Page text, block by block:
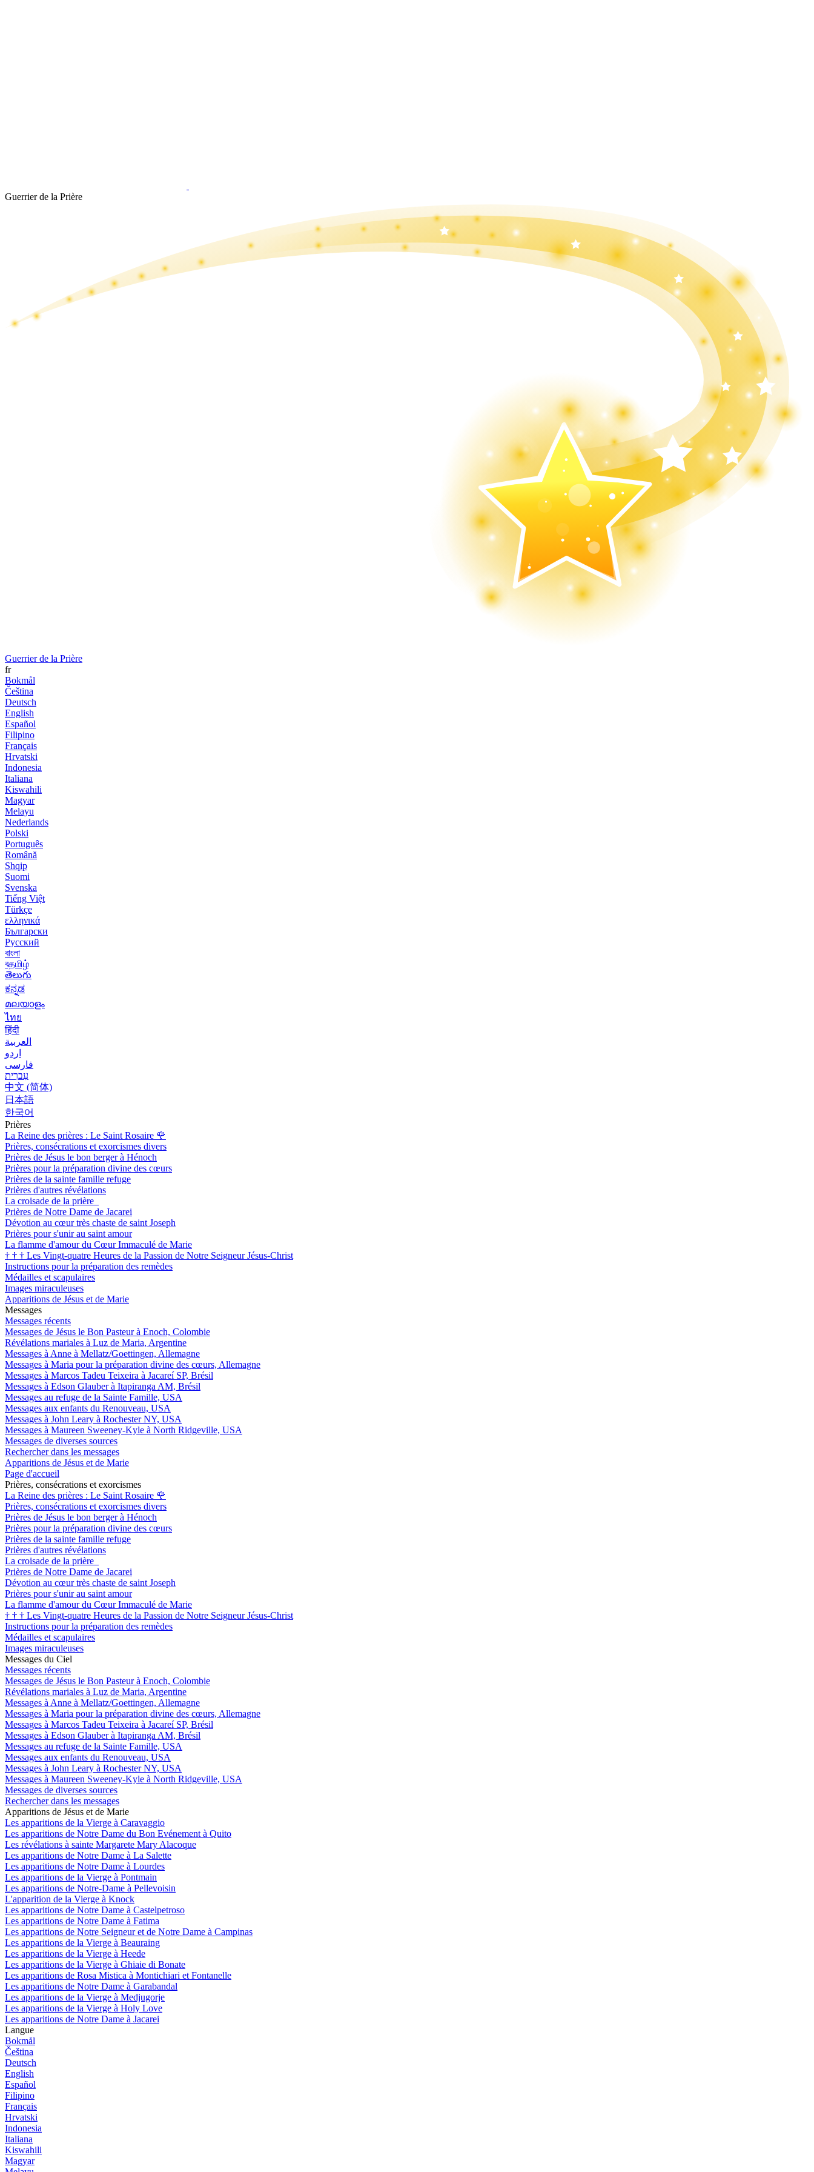
Guerrier de la Prière
Guerrier de la Prière
fr
Bokmål
Čeština
Deutsch
English
Español
Filipino
Français
Hrvatski
Indonesia
Italiana
Kiswahili
Magyar
Melayu
Nederlands
Polski
Português
Română
Shqip
Suomi
Svenska
Tiếng Việt
Türkçe
ελληνικά
Български
Русский
বাংলা
বதமிழ்
తెలుగు
ಕನ್ನಡ
മലയാളം
ไทย
हिंदी
العربية
اردو
فارسی
עִברִית
中文 (简体)
日本語
한국어
Prières
La Reine des prières : Le Saint Rosaire 🌹
Prières, consécrations et exorcismes divers
Prières de Jésus le bon berger à Hénoch
Prières pour la préparation divine des cœurs
Prières de la sainte famille refuge
Prières d'autres révélations
La croisade de la prière
Prières de Notre Dame de Jacarei
Dévotion au cœur très chaste de saint Joseph
Prières pour s'unir au saint amour
La flamme d'amour du Cœur Immaculé de Marie
† † † Les Vingt-quatre Heures de la Passion de Notre Seigneur Jésus-Christ
Instructions pour la préparation des remèdes
Médailles et scapulaires
Images miraculeuses
Apparitions de Jésus et de Marie
Messages
Messages récents
Messages de Jésus le Bon Pasteur à Enoch, Colombie
Révélations mariales à Luz de Maria, Argentine
Messages à Anne à Mellatz/Goettingen, Allemagne
Messages à Maria pour la préparation divine des cœurs, Allemagne
Messages à Marcos Tadeu Teixeira à Jacareí SP, Brésil
Messages à Edson Glauber à Itapiranga AM, Brésil
Messages au refuge de la Sainte Famille, USA
Messages aux enfants du Renouveau, USA
Messages à John Leary à Rochester NY, USA
Messages à Maureen Sweeney-Kyle à North Ridgeville, USA
Messages de diverses sources
Rechercher dans les messages
Apparitions de Jésus et de Marie
Page d'accueil
Prières, consécrations et exorcismes
La Reine des prières : Le Saint Rosaire 🌹
Prières, consécrations et exorcismes divers
Prières de Jésus le bon berger à Hénoch
Prières pour la préparation divine des cœurs
Prières de la sainte famille refuge
Prières d'autres révélations
La croisade de la prière
Prières de Notre Dame de Jacarei
Dévotion au cœur très chaste de saint Joseph
Prières pour s'unir au saint amour
La flamme d'amour du Cœur Immaculé de Marie
† † † Les Vingt-quatre Heures de la Passion de Notre Seigneur Jésus-Christ
Instructions pour la préparation des remèdes
Médailles et scapulaires
Images miraculeuses
Messages du Ciel
Messages récents
Messages de Jésus le Bon Pasteur à Enoch, Colombie
Révélations mariales à Luz de Maria, Argentine
Messages à Anne à Mellatz/Goettingen, Allemagne
Messages à Maria pour la préparation divine des cœurs, Allemagne
Messages à Marcos Tadeu Teixeira à Jacareí SP, Brésil
Messages à Edson Glauber à Itapiranga AM, Brésil
Messages au refuge de la Sainte Famille, USA
Messages aux enfants du Renouveau, USA
Messages à John Leary à Rochester NY, USA
Messages à Maureen Sweeney-Kyle à North Ridgeville, USA
Messages de diverses sources
Rechercher dans les messages
Apparitions de Jésus et de Marie
Les apparitions de la Vierge à Caravaggio
Les apparitions de Notre Dame du Bon Evénement à Quito
Les révélations à sainte Margarete Mary Alacoque
Les apparitions de Notre Dame à La Salette
Les apparitions de Notre Dame à Lourdes
Les apparitions de la Vierge à Pontmain
Les apparitions de Notre-Dame à Pellevoisin
L'apparition de la Vierge à Knock
Les apparitions de Notre Dame à Castelpetroso
Les apparitions de Notre Dame à Fatima
Les apparitions de Notre Seigneur et de Notre Dame à Campinas
Les apparitions de la Vierge à Beauraing
Les apparitions de la Vierge à Heede
Les apparitions de la Vierge à Ghiaie di Bonate
Les apparitions de Rosa Mistica à Montichiari et Fontanelle
Les apparitions de Notre Dame à Garabandal
Les apparitions de la Vierge à Medjugorje
Les apparitions de la Vierge à Holy Love
Les apparitions de Notre Dame à Jacarei
Langue
Bokmål
Čeština
Deutsch
English
Español
Filipino
Français
Hrvatski
Indonesia
Italiana
Kiswahili
Magyar